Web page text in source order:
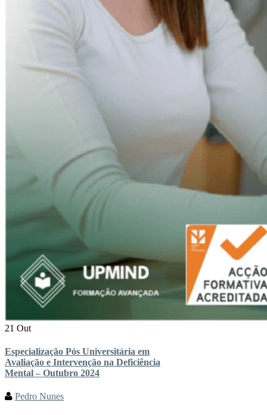
21 Out
Especialização Pós Universitária em
Avaliação e Intervenção na Deficiência
Mental – Outubro 2024
Pedro Nunes